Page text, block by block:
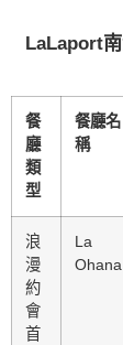
LaLaport
餐
廳
類
型
餐廳名
稱
浪
漫
約
會
首
La
Ohana